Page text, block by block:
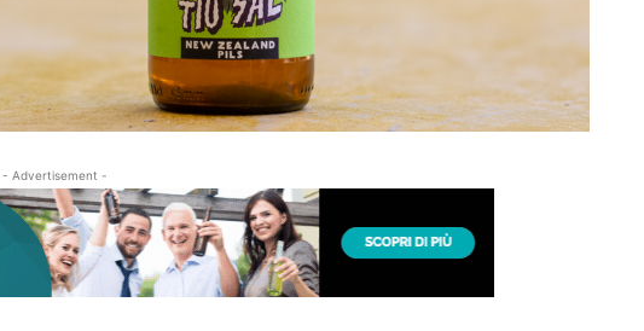
- Advertisement -